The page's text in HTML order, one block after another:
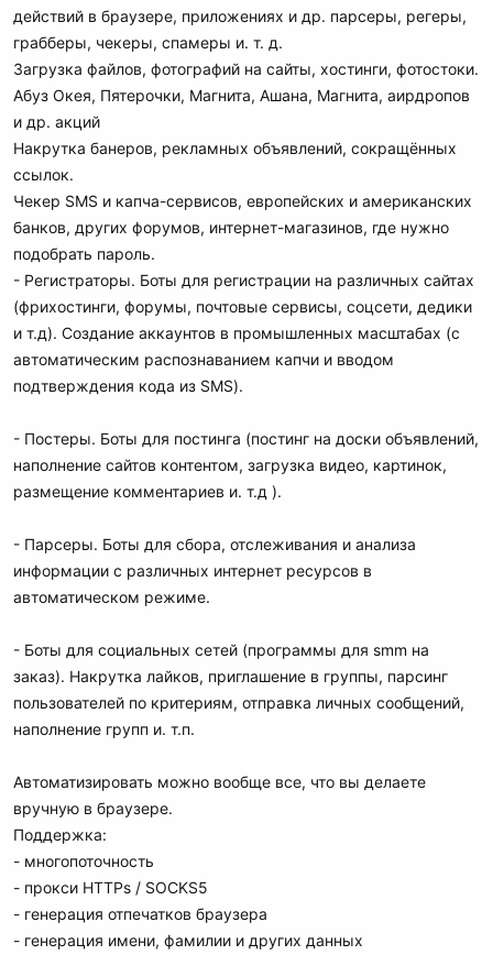
действий в браузере, приложениях и др. парсеры, регеры,
грабберы, чекеры, спамеры и. т. д.
Загрузка файлов, фотографий на сайты, хостинги, фотостоки.
Абуз Окея, Пятерочки, Магнита, Ашана, Магнита, аирдропов
и др. акций
Накрутка банеров, рекламных объявлений, сокращённых
ссылок.
Чекер SMS и капча-сервисов, европейских и американских
банков, других форумов, интернет-магазинов, где нужно
подобрать пароль.
- Регистраторы. Боты для регистрации на различных сайтах
(фрихостинги, форумы, почтовые сервисы, соцсети, дедики
и т.д). Создание аккаунтов в промышленных масштабах (с
автоматическим распознаванием капчи и вводом
подтверждения кода из SMS).
- Постеры. Боты для постинга (постинг на доски объявлений,
наполнение сайтов контентом, загрузка видео, картинок,
размещение комментариев и. т.д ).
- Парсеры. Боты для сбора, отслеживания и анализа
информации с различных интернет ресурсов в
автоматическом режиме.
- Боты для социальных сетей (программы для smm на
заказ). Накрутка лайков, приглашение в группы, парсинг
пользователей по критериям, отправка личных сообщений,
наполнение групп и. т.п.
Автоматизировать можно вообще все, что вы делаете
вручную в браузере.
Поддержка:
- многопоточность
- прокси HTTPs / SOCKS5
- генерация отпечатков браузера
- генерация имени, фамилии и других данных